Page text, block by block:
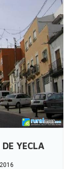
YECLA